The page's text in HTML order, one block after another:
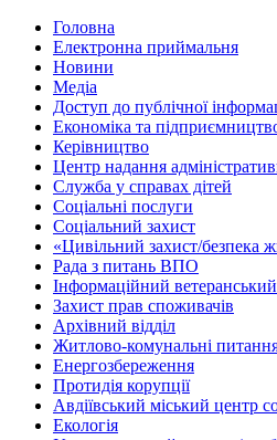
Головна
Електронна приймальня
Новини
Медіа
Доступ до публічної
Економіка та
Керівництво
Центр надання
Служба у справах дітей
Соціальні послуги
Соціальний захист
«Цивільний захист/безпека
Рада з питань ВПО
Інформаційний
Захист прав споживачів
Архівний відділ
Житлово-комунальні
Енергозбереження
Протидія корупції
Авдіївський міський центр
Екологія